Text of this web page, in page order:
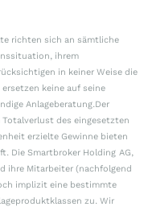
richten sich an sämtliche
ihrem
in keiner Weise die
keine auf seine
Anlageberatung.Der
des eingesetzten
erzielte Gewinne bieten
Die Smartbroker Holding AG,
ihre Mitarbeiter (nachfolgend
implizit eine bestimmte
zu. Wir